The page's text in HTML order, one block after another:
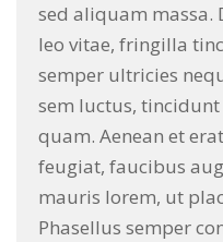
sed aliquam massa.
leo vitae, fringilla
semper ultricies
sem luctus,
quam. Aenean et
feugiat, faucibus
mauris lorem, ut
Phasellus semper